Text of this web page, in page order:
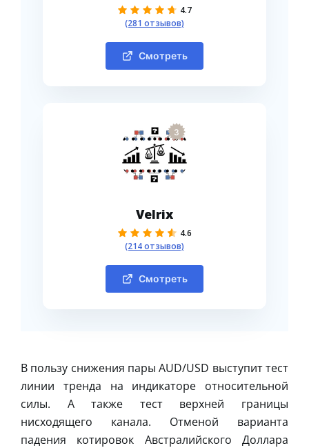
4.7
(281 отзывов)
Смотреть
3
Velrix
4.6
(214 отзывов)
Смотреть
В пользу снижения пары AUD/USD выступит тест
линии тренда на индикаторе относительной
силы. А также тест верхней границы
нисходящего канала. Отменой варианта
падения котировок Австралийского Доллара